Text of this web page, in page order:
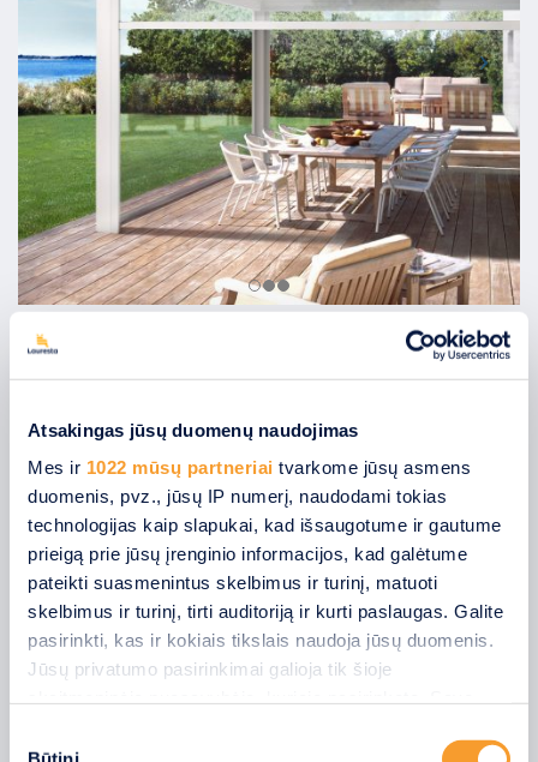
Atsakingas jūsų duomenų naudojimas
Mes ir 1022 mūsų partneriai tvarkome jūsų asmens
duomenis, pvz., jūsų IP numerį, naudodami tokias
technologijas kaip slapukai, kad išsaugotume ir gautume
prieigą prie jūsų įrenginio informacijos, kad galėtume
pateikti suasmenintus skelbimus ir turinį, matuoti
skelbimus ir turinį, tirti auditoriją ir kurti paslaugas. Galite
pasirinkti, kas ir kokiais tikslais naudoja jūsų duomenis.
Jūsų privatumo pasirinkimai galioja tik šioje
nuorodą į poraštę arba piktogramą „Privatumo trigeris“.
MŪSŲ KLIENTAI KALBA
Tauras
Sveiki, norim padėkoti konsultantui Vaidui ir vyrams,
įrengusiems Zip lauko roletus. Tikri profai, taip ir turi būti.
Šilutė...
Skaityti visą